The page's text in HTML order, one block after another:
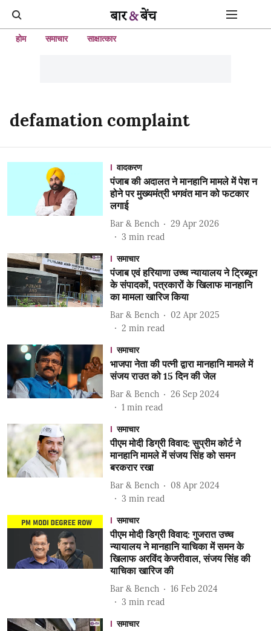
होम समाचार साक्षात्कार
defamation complaint
वादकरण
पंजाब की अदालत ने मानहानि मामले में पेश न
होने पर मुख्यमंत्री भगवंत मान को फटकार
लगाई
Bar & Bench
29 Apr 2026
3 min read
समाचार
पंजाब एवं हरियाणा उच्च न्यायालय ने ट्रिब्यून
के संपादकों, पत्रकारों के खिलाफ मानहानि
का मामला खारिज किया
Bar & Bench
02 Apr 2025
2 min read
समाचार
भाजपा नेता की पत्नी द्वारा मानहानि मामले में
संजय राउत को 15 दिन की जेल
Bar & Bench
26 Sep 2024
1 min read
समाचार
पीएम मोदी डिग्री विवाद: सुप्रीम कोर्ट ने
मानहानि मामले में संजय सिंह को समन
बरकरार रखा
Bar & Bench
08 Apr 2024
3 min read
समाचार
पीएम मोदी डिग्री विवाद: गुजरात उच्च
न्यायालय ने मानहानि याचिका में समन के
खिलाफ अरविंद केजरीवाल, संजय सिंह की
याचिका खारिज की
Bar & Bench
16 Feb 2024
3 min read
समाचार